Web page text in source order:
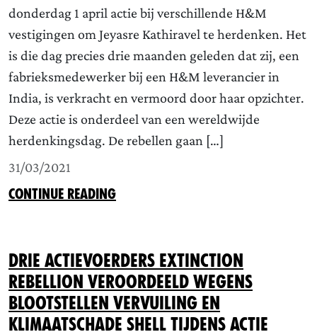
donderdag 1 april actie bij verschillende H&M
vestigingen om Jeyasre Kathiravel te herdenken. Het
is die dag precies drie maanden geleden dat zij, een
fabrieksmedewerker bij een H&M leverancier in
India, is verkracht en vermoord door haar opzichter.
Deze actie is onderdeel van een wereldwijde
herdenkingsdag. De rebellen gaan […]
31/03/2021
CONTINUE READING
Drie actievoerders Extinction
Rebellion veroordeeld wegens
blootstellen vervuiling en
klimaatschade Shell tijdens actie